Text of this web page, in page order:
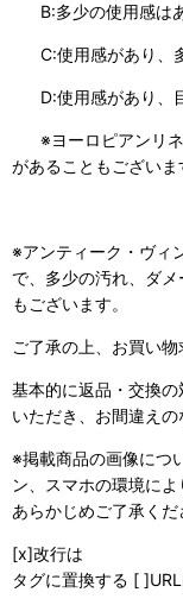
B:多少の使用感はあ
C:使用感があり、多
D:使用感があり、目
※ヨーロピアンリネ
があることもございま
※アンティーク・ヴィ
で、多少の汚れ、ダ
もございます。
ご了承の上、お買い物
基本的に返品・交換
いただき、お間違えの
※掲載商品の画像につ
ン、スマホの環境に
あらかじめご了承くだ
[x]改行は
タグに置換する [